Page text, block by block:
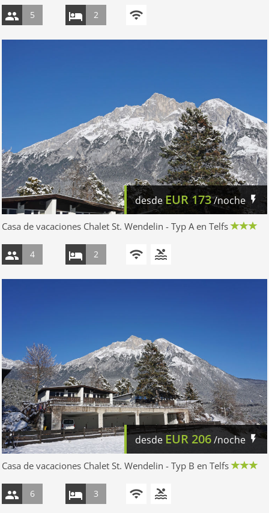
5 2
desdeEUR 173/noche
Casa de vacaciones Chalet St. Wendelin - Typ A en Telfs
4 2
desde EUR206/noche
Casa de vacaciones Chalet St. Wendelin - Typ B en Telfs
6 3